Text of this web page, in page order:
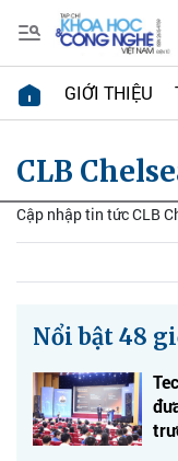
GIỚI THIỆU
CLB
Cập nhập tin tức CLB
Nổi bật 48